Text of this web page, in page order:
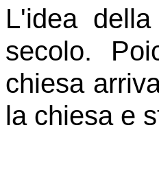
L'idea
secolo.
chiesa
la chiesa e